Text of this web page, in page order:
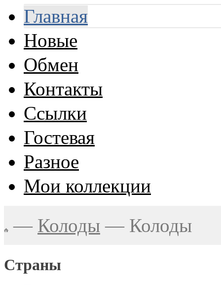
Главная
Новые
Обмен
Контакты
Ссылки
Гостевая
Разное
Мои коллекции
— Колоды — Колоды
Страны